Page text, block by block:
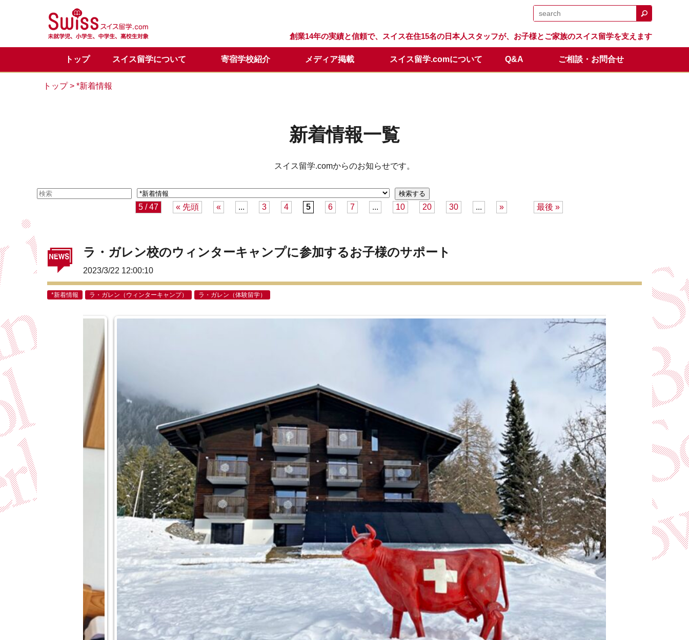
創業14年の実績と信頼で、スイス在住15名の日本人スタッフが、お子様とご家族のスイス留学を支えます
トップ スイス留学について
スイス留学の魅力
寄宿学校紹介
正規留学
メディア掲載
メディア掲載一覧
スイス留学.comについて
代表からのご挨拶
Q&A
正規留学Q&A
ご相談・お問合せ
お問い合わせ
トップ> *新着情報
新着情報一覧
スイス留学.comからのお知らせです。
5 / 47 « 先頭 « ... 3 4 5 6 7 ... 10 20 30 ... » 最後 »
ラ・ガレン校のウィンターキャンプに参加するお子様のサポート
2023/3/22 12:00:10
*新着情報 ラ・ガレン（ウィンターキャンプ） ラ・ガレン（体験留学）